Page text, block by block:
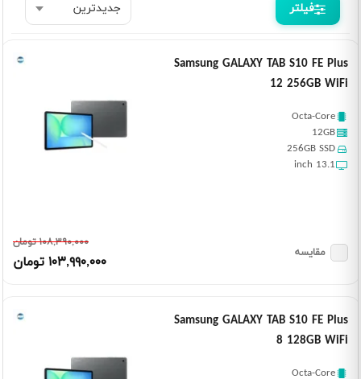
فیلتر
Samsung GALAXY TAB S10 FE Plus
12 256GB WiFi
Octa-Core
12GB
256GB SSD
13.1 inch
١٠٨,٣٩٠,٠٠٠ تومان
١٠٣,٩٩٠,٠٠٠ تومان
مقایسه
Samsung GALAXY TAB S10 FE Plus
8 128GB WiFi
Octa-Core